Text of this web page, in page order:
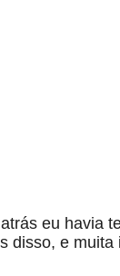
eu
e